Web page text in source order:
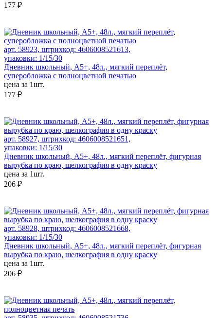
177 ₽
арт. 58923, штрихкод: 4606008521613,
упаковки: 1/15/30
Дневник школьный, А5+, 48л., мягкий переплёт,
суперобложка с полноцветной печатью
цена за 1шт.
177 ₽
арт. 58927, штрихкод: 4606008521651,
упаковки: 1/15/30
Дневник школьный, А5+, 48л., мягкий переплёт, фигурная
вырубка по краю, шелкография в одну краску
цена за 1шт.
206 ₽
арт. 58928, штрихкод: 4606008521668,
упаковки: 1/15/30
Дневник школьный, А5+, 48л., мягкий переплёт, фигурная
вырубка по краю, шелкография в одну краску
цена за 1шт.
206 ₽